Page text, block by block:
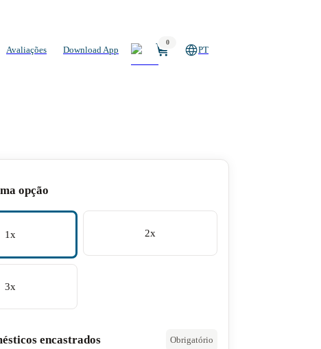
Avaliações Download App
0
PT
opção
1x 2x
3x
encastrados Obrigatório